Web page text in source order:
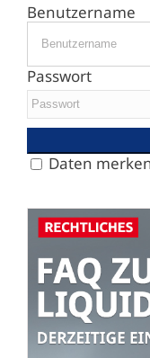
Benutzername
Passwort
Daten